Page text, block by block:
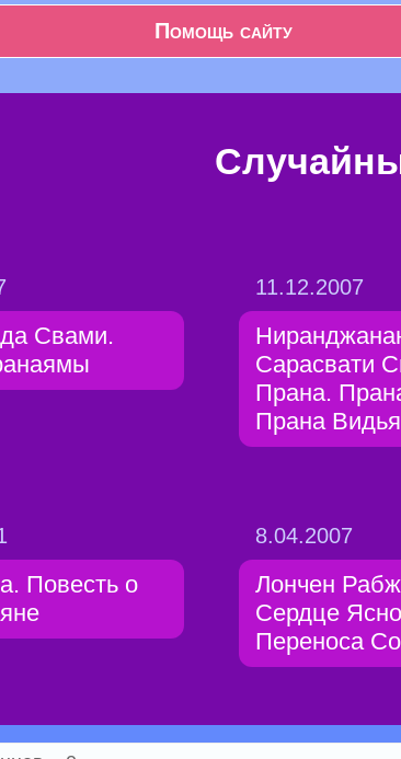
Помощь сайту
Свами.
11.12.2007
Сарасвати
Прана.
Прана Видья
Повесть о
8.04.2007
Лончен
Сердце
Переноса